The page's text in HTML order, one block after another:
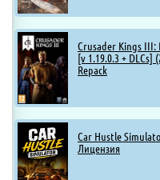
Crusader Kings III:
[v 1.19.0.3 + DLCs]
Repack
Car Hustle
Лицензия